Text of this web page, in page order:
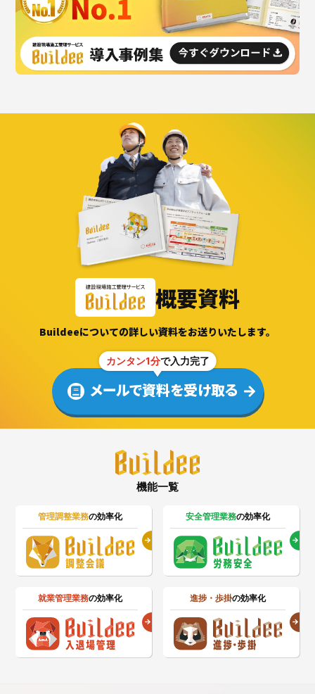
概要資料
Buildeeについての詳しい資料をお送りいたします。
カンタン1分で入力完了
メールで資料を受け取る
機能一覧
管理調整業務の効率化 安全管理業務の効率化
就業管理業務の効率化 進捗・歩掛の効率化